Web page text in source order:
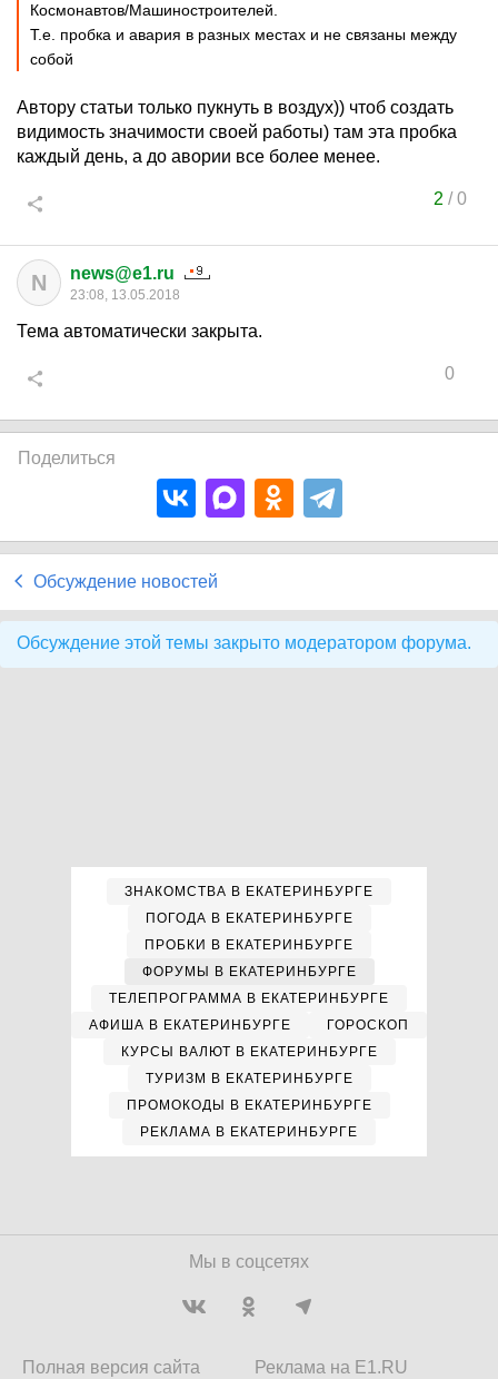
Космонавтов/Машиностроителей.
Т.е. пробка и авария в разных местах и не связаны между
собой
Автору статьи только пукнуть в воздух)) чтоб создать
видимость значимости своей работы) там эта пробка
каждый день, а до авории все более менее.
2 /0
N news@e1.ru
23:08, 13.05.2018
Тема автоматически закрыта.
0
Поделиться
Обсуждение новостей
Обсуждение этой темы закрыто модератором форума.
ЗНАКОМСТВА В ЕКАТЕРИНБУРГЕ
ПОГОДА В ЕКАТЕРИНБУРГЕ
ПРОБКИ В ЕКАТЕРИНБУРГЕ
ФОРУМЫ В ЕКАТЕРИНБУРГЕ
ТЕЛЕПРОГРАММА В ЕКАТЕРИНБУРГЕ
АФИША В ЕКАТЕРИНБУРГЕ
ГОРОСКОП
КУРСЫ ВАЛЮТ В ЕКАТЕРИНБУРГЕ
ТУРИЗМ В ЕКАТЕРИНБУРГЕ
ПРОМОКОДЫ В ЕКАТЕРИНБУРГЕ
РЕКЛАМА В ЕКАТЕРИНБУРГЕ
Мы в соцсетях
Полная версия сайта
Реклама на E1.RU